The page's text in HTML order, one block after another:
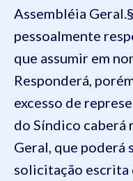
Assembléia Geral.
pessoalmente
que assumir em
Responderá,
excesso de
do Síndico caberá
Geral, que poderá
solicitação escrita